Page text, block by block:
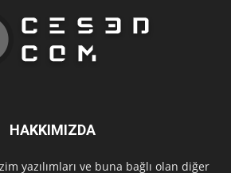
HAKKIMIZDA
yazılımları ve buna bağlı olan diğer